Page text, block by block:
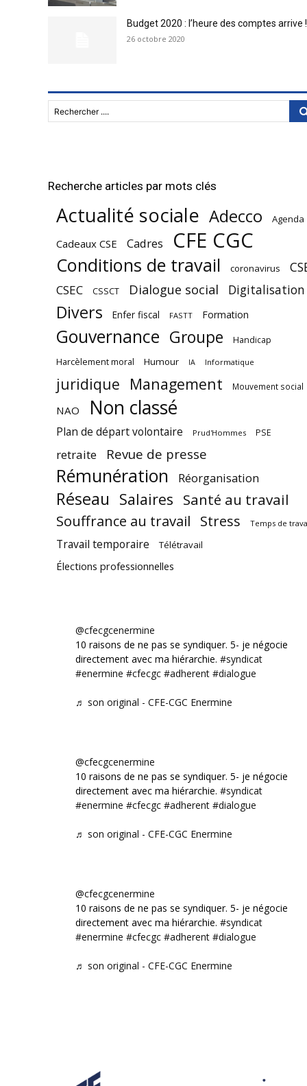
Budget 2020 : l’heure des comptes arrive !
26 octobre 2020
Rechercher ....
Recherche articles par mots clés
Actualité sociale Adecco Agenda
Cadeaux CSE Cadres CFE CGC
Conditions de travail coronavirus
CSEC CSSCT Dialogue social Digitalisation
Divers Enfer fiscal FASTT Formation
Gouvernance Groupe Handicap
Harcèlement moral Humour IA Informatique
juridique Management Mouvement social
NAO Non classé
Plan de départ volontaire Prud'Hommes PSE
retraite Revue de presse
Rémunération Réorganisation
Réseau Salaires Santé au travail
Souffrance au travail Stress Temps de
Travail temporaire Télétravail
Élections professionnelles
@cfecgcenermine
10 raisons de ne pas se syndiquer. 5- je négocie
directement avec ma hiérarchie. #syndicat
#enermine #cfecgc #adherent #dialogue
♬ son original - CFE-CGC Enermine
@cfecgcenermine
10 raisons de ne pas se syndiquer. 5- je négocie
directement avec ma hiérarchie. #syndicat
#enermine #cfecgc #adherent #dialogue
♬ son original - CFE-CGC Enermine
@cfecgcenermine
10 raisons de ne pas se syndiquer. 5- je négocie
directement avec ma hiérarchie. #syndicat
#enermine #cfecgc #adherent #dialogue
♬ son original - CFE-CGC Enermine